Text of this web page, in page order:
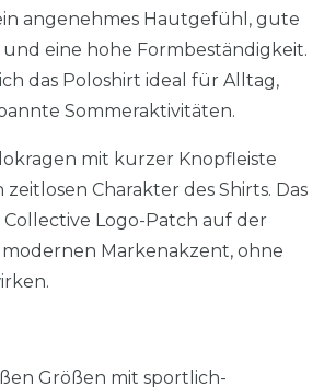
angenehmes Hautgefühl, gute
eine hohe Formbeständigkeit.
das Poloshirt ideal für Alltag,
Sommeraktivitäten.
mit kurzer Knopfleiste
Charakter des Shirts. Das
Logo-Patch auf der
Markenakzent, ohne
Größen mit sportlich-